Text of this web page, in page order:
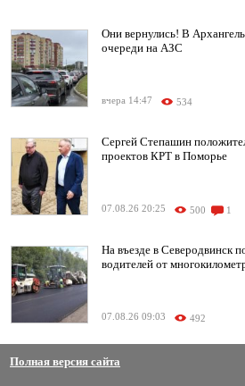
Они вернулись! В
очереди на АЗС
вчера 14:47 534
Сергей Степашин
проектов КРТ в Поморье
07.08.26 20:25 500 1
На въезде в Северодвинск
водителей от
07.08.26 09:03 492
Полная версия сайта